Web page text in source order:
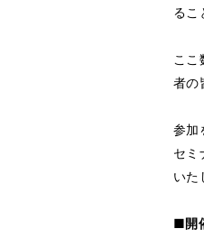
るこ
ここ
者の
参加
セミ
いた
■開